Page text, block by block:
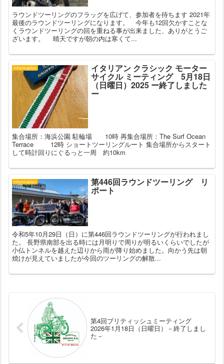
ラウンドツーリングのフラッグを広げて、参加者を待ちます 2021年
最後のラウンドツーリングになります。 今年も12回欠かすことな
くラウンドツーリングの回を重ねる事が出来ました、ありがとうご
ざいます。 晴天ですが朝の内は寒くて...
information イタリアン クラシック モーター
サイクル ミーティング 5月18日
（日曜日）2025 ー終了しました
ー
集合場所：海浜公園 駐輪場 10時 再集合場所：The Surf Ocean
Terrace 12時 ショートツーリングルート 集合場所からスタート
して時計回りにぐるっと一周 約10km
information 第446回ラウンドツーリング リ
ポート
令和5年10月29日（日）に第446回ラウンドツーリングが行われまし
た。 長野県南部を出る時には月明りで周りが明るいくらいでしたが
小仏トンネルを越えた辺りから雨が降り始めました。向かう先は朝
焼けが見えていましたが今回のツーリングの解散...
第4回ブリティッシュミーティング
2026年1月18日（日曜日）－終了しまし
た－